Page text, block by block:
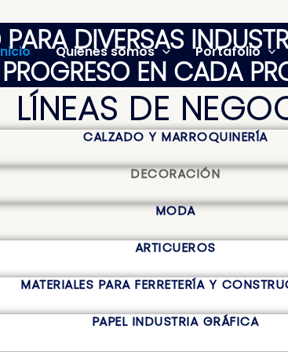
Quienes somos Portafolio
DIVERSAS
PROGRESO EN CADA
LÍNEAS DE
CALZADO Y MARROQUINERÍA
DECORACIÓN
MODA
ARTICUEROS
MATERIALES PARA FERRETERÍA Y
PAPEL INDUSTRIA GRÁFICA